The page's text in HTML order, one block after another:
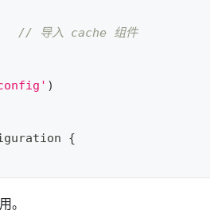
// 导入 cache 组件
)
{
。